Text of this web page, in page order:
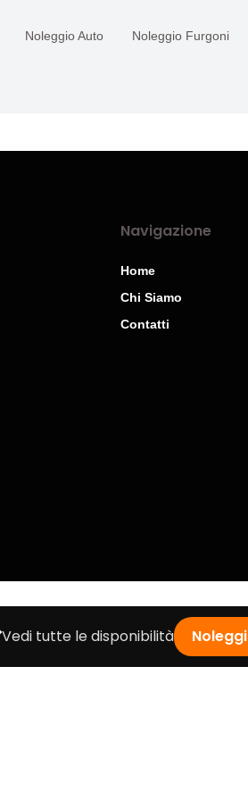
Noleggio Auto Noleggio Furgoni
Navigazione
Home
Chi Siamo
Contatti
Vedi tutte le disponibilità